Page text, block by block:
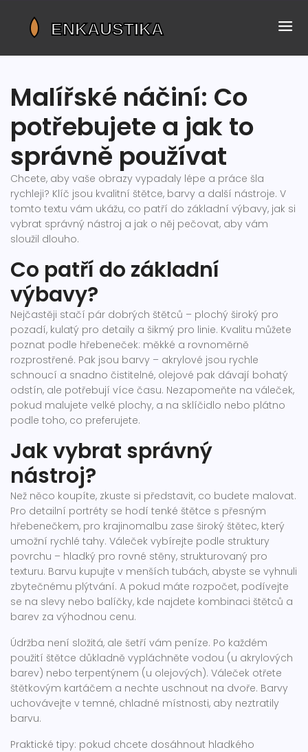
Malířské náčiní: Co
potřebujete a jak to
správně používat
Chcete, aby vaše obrazy vypadaly lépe a práce šla
rychleji? Klíč jsou kvalitní štětce, barvy a další nástroje. V
tomto textu vám ukážu, co patří do základní výbavy, jak si
vybrat správný nástroj a jak o něj pečovat, aby vám
sloužil dlouho.
Co patří do základní
výbavy?
Nejčastěji stačí pár dobrých štětců – plochý široký pro
pozadí, kulatý pro detaily a šikmý pro linie. Kvalitu můžete
poznat podle hřebeneček: měkké a rovnoměrně
rozprostřené. Pak jsou barvy – akrylové jsou rychle
schnoucí a snadno čistitelné, olejové pak dávají bohatý
odstín, ale potřebují více času. Nezapomeňte na váleček,
pokud malujete velké plochy, a na sklíčidlo nebo plátno
podle toho, co preferujete.
Jak vybrat správný
nástroj?
Než něco koupíte, zkuste si představit, co budete malovat.
Pro detailní portréty se hodí tenké štětce s přesným
hřebenečkem, pro krajinomalbu zase široký štětec, který
umožní rychlé tahy. Váleček vybírejte podle struktury
povrchu – hladký pro rovné stěny, strukturovaný pro
texturu. Barvu kupujte v menších tubách, abyste se vyhnuli
zbytečnému plýtvání. A pokud máte rozpočet, podívejte
se na slevy nebo balíčky, kde najdete kombinaci štětců a
barev za výhodnou cenu.
Údržba není složitá, ale šetří vám peníze. Po každém
použití štětce důkladně vypláchněte vodou (u akrylových
barev) nebo terpentýnem (u olejových). Váleček otřete
štětkovým kartáčem a nechte uschnout na dvoře. Barvy
uchovávejte v temné, chladné místnosti, aby neztratily
barvu.
Praktické tipy: pokud chcete dosáhnout hladkého